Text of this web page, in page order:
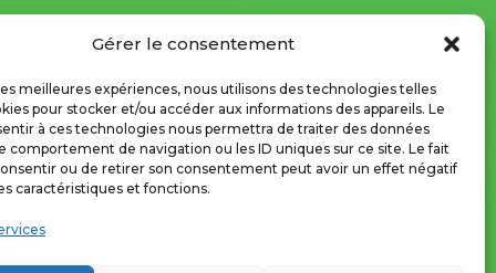
Gérer le consentement
meilleures expériences, nous utilisons des technologies telles
pour stocker et/ou accéder aux informations des appareils. Le
à ces technologies nous permettra de traiter des données
comportement de navigation ou les ID uniques sur ce site. Le fait
ou de retirer son consentement peut avoir un effet négatif
caractéristiques et fonctions.